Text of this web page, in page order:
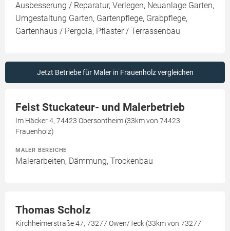
Ausbesserung / Reparatur, Verlegen, Neuanlage Garten,
Umgestaltung Garten, Gartenpflege, Grabpflege,
Gartenhaus / Pergola, Pflaster / Terrassenbau
Jetzt Betriebe für Maler in Frauenholz vergleichen
Feist Stuckateur- und Malerbetrieb
Im Häcker 4, 74423 Obersontheim (33km von 74423
Frauenholz)
MALER BEREICHE
Malerarbeiten, Dämmung, Trockenbau
Thomas Scholz
Kirchheimerstraße 47, 73277 Owen/Teck (33km von 73277